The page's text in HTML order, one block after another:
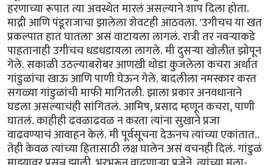
हरणाच्या रूपात त्या अवस्थेत मारलं असल्याने शाप दिला होता.
माद्री आणि पंडूराजाचा झालेला शेवटही आठवला. 'उगीचच या खत
प्रकल्पात हात घातला' असं वाटायला लागलं. रात्री तर नवऱ्याकडे
पाहतानाही उगीचच धडधडायला लागले. मी दुसऱ्या खोलीत झोपून
गेले. सकाळी उठल्याबरोबर आणखी थोडा कुजलेला कचरा अर्थात
गांडुळांचा खाऊ आणि पाणी घेऊन गेले. बादलीला नमस्कार करत
सगळ्या गांडुळांची माफी मागितली. झाला प्रकार अनवधानाने
घडला असल्याचंही सांगितलं. आमिष, प्रसाद म्हणून कचरा, पाणी
घातलं. काहीही ढवळाढवळ न करता त्यांना सुखाने प्रजा
वाढवण्याचं आवाहन केलं. मी पूर्वसूचना देऊनच त्यांच्या एकांतात..
तेही केवळ त्यांच्या हितासाठी लक्ष घालेन असं वचनही दिलं. गांडुळं